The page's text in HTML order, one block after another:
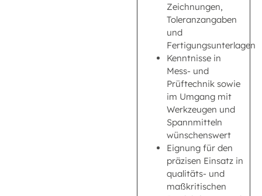
Zeichnungen,
Toleranzangaben
und
Fertigungsunterlagen
Kenntnisse in
Mess- und
Prüftechnik sowie
im Umgang mit
Werkzeugen und
Spannmitteln
wünschenswert
Eignung für den
präzisen Einsatz in
qualitäts- und
maßkritischen